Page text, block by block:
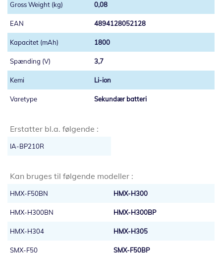
0,08
4894128052128
1800
3,7
Li-ion
Sekundær batteri
Erstatter bl.a. følgende :
IA-BP210R
Kan bruges til følgende modeller :
HMX-F50BN HMX-H300
HMX-H300BN HMX-H300BP
HMX-H304 HMX-H305
SMX-F50 SMX-F50BP